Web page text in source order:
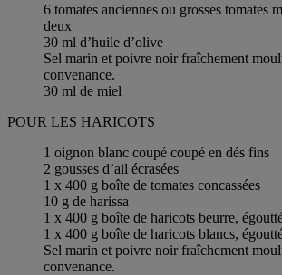
6 tomates anciennes ou grosses tomates
deux
30 ml d’huile d’olive
Sel marin et poivre noir fraîchement
convenance.
30 ml de miel
POUR LES HARICOTS
1 oignon blanc coupé coupé en dés fins
2 gousses d’ail écrasées
1 x 400 g boîte de tomates concassées
10 g de harissa
1 x 400 g boîte de haricots beurre,
1 x 400 g boîte de haricots blancs,
Sel marin et poivre noir fraîchement
convenance.